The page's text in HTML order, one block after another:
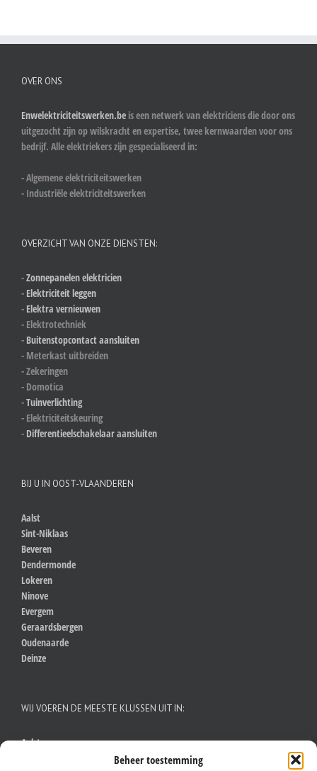
Beheer toestemming
OVER ONS
Enwelektriciteitswerken.be is een netwerk van elektriciens die door ons
uitgezocht zijn op wilskracht en expertise, twee kernwaarden voor ons
bedrijf. Alle elektriekers zijn gespecialiseerd in:
- Algemene elektriciteitswerken
- Industriële elektriciteitswerken
OVERZICHT VAN ONZE DIENSTEN:
-Zonnepanelen elektricien
- Elektriciteit leggen
- Elektra vernieuwen
- Elektrotechniek
- Buitenstopcontact aansluiten
- Meterkast uitbreiden
- Zekeringen
- Domotica
-Tuinverlichting
- Elektriciteitskeuring
- Differentieelschakelaar aansluiten
BIJ U IN OOST-VLAANDEREN
Aalst
Sint-Niklaas
Beveren
Dendermonde
Lokeren
Ninove
Evergem
Geraardsbergen
Oudenaarde
Deinze
WIJ VOEREN DE MEESTE KLUSSEN UIT IN:
Aalst